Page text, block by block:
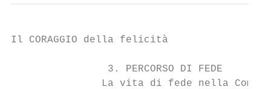
Il CORAGGIO della felicità
                3. PERCORSO DI FEDE
La vita di fede nella